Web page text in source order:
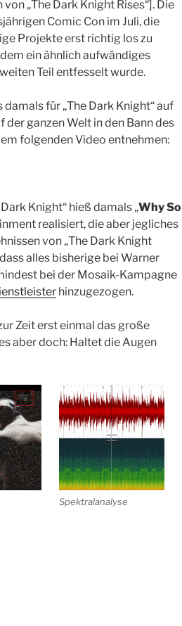
„The Dark Knight Rises“]. Die
Comic Con im Juli, die
Projekte erst richtig los zu
ein ähnlich aufwändiges
Teil entfesselt wurde.
für „The Dark Knight“ auf
der ganzen Welt in den Bann des
folgenden Video entnehmen:
Knight“ hieß damals „Why So
realisiert, die aber jegliches
von „The Dark Knight
alles bisherige bei Warner
bei der Mosaik-Kampagne
hinzugezogen.
Zeit erst einmal das große
aber doch: Haltet die Augen
Spektralanalyse